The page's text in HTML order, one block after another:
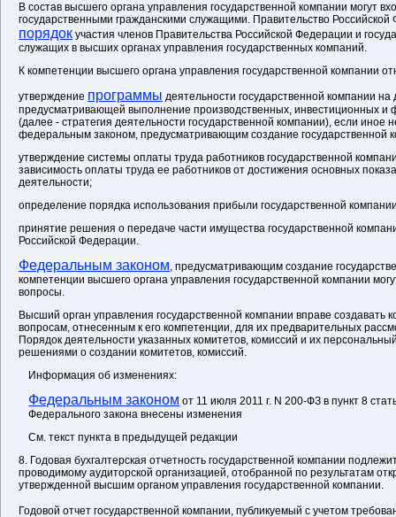
В состав высшего органа управления государственной компании могут
государственными гражданскими служащими. Правительство Российской
порядок участия членов Правительства Российской Федерации и
служащих в высших органах управления государственных компаний.
К компетенции высшего органа управления государственной компании
утверждение программы деятельности государственной компании
предусматривающей выполнение производственных, инвестиционных и
(далее - стратегия деятельности государственной компании), если иное
федеральным законом, предусматривающим создание государственной
утверждение системы оплаты труда работников государственной
зависимость оплаты труда ее работников от достижения основных
деятельности;
определение порядка использования прибыли государственной
принятие решения о передаче части имущества государственной
Российской Федерации.
Федеральным законом, предусматривающим создание
компетенции высшего органа управления государственной компании
вопросы.
Высший орган управления государственной компании вправе создавать
вопросам, отнесенным к его компетенции, для их предварительных
Порядок деятельности указанных комитетов, комиссий и их
решениями о создании комитетов, комиссий.
Информация об изменениях:
Федеральным законом от 11 июля 2011 г. N 200-ФЗ в пункт 8
Федерального закона внесены изменения
См. текст пункта в предыдущей редакции
8. Годовая бухгалтерская отчетность государственной компании
проводимому аудиторской организацией, отобранной по результатам
утвержденной высшим органом управления государственной компании.
Годовой отчет государственной компании, публикуемый с учетом